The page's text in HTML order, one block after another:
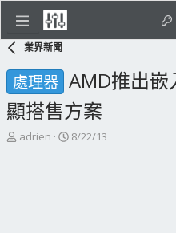
業界新聞
處理器 AMD推出嵌
顯搭售方案
主
adrien
開
8/22/13